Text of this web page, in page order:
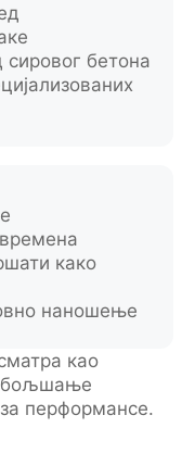
бетона
како
наношење
као
перформансе.